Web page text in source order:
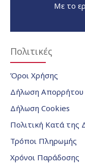
Με το
Πολιτικές
Όροι Χρήσης
Δήλωση Απορρήτου
Δήλωση Cookies
Πολιτική Κατά της
Τρόποι Πληρωμής
Χρόνοι Παράδοσης